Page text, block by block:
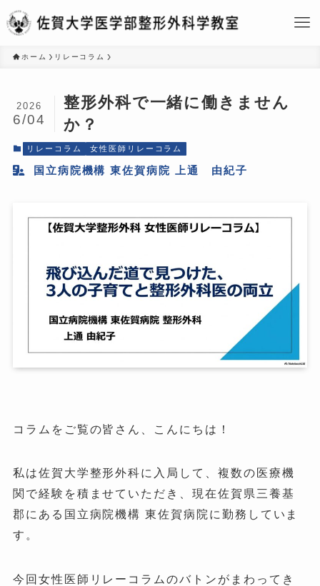
ホーム リレーコラム
整形外科で一緒に働きません
か？
2026
6/04
リレーコラム 女性医師リレーコラム
国立病院機構 東佐賀病院 上通 由紀子
コラムをご覧の皆さん、こんにちは！
私は佐賀大学整形外科に入局して、複数の医療機
関で経験を積ませていただき、現在佐賀県三養基
郡にある国立病院機構 東佐賀病院に勤務していま
す。
今回女性医師リレーコラムのバトンがまわってき